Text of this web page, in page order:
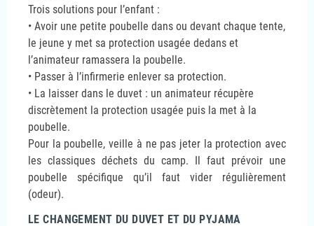
Trois solutions pour l’enfant :
• Avoir une petite poubelle dans ou devant chaque tente,
le jeune y met sa protection usagée dedans et
l’animateur ramassera la poubelle.
• Passer à l’infirmerie enlever sa protection.
• La laisser dans le duvet : un animateur récupère
discrètement la protection usagée puis la met à la
poubelle.
Pour la poubelle, veille à ne pas jeter la protection avec
les classiques déchets du camp. Il faut prévoir une
poubelle spécifique qu’il faut vider régulièrement
(odeur).
LE CHANGEMENT DU DUVET ET DU PYJAMA